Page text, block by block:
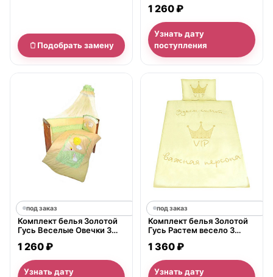
Подобрать замену
1 260 ₽
Узнать дату
поступления
под заказ
Комплект белья Золотой
Гусь Веселые Овечки 3
1 260 ₽
Узнать дату
под заказ
Комплект белья Золотой
Гусь Растем весело 3
1 360 ₽
Узнать дату